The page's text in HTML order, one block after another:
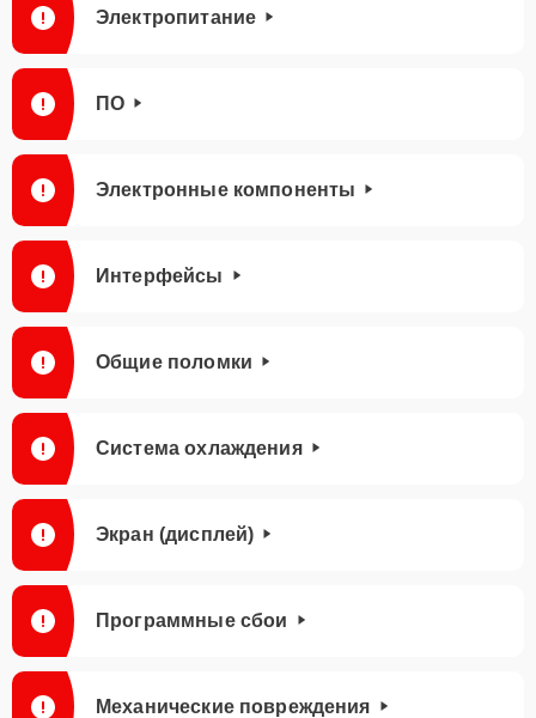
Электропитание
ПО
Электронные компоненты
Интерфейсы
Общие поломки
Система охлаждения
Экран (дисплей)
Программные сбои
Механические повреждения